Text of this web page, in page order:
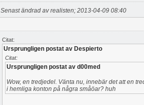
Senast ändrad av realisten; 2013-04-09 08:40
Citat:
Ursprungligen postat av Despierto
Citat:
Ursprungligen postat av d00med
Wow, en tredjedel. Vänta nu, innebär det att en
i hemliga konton på några småöar? huh